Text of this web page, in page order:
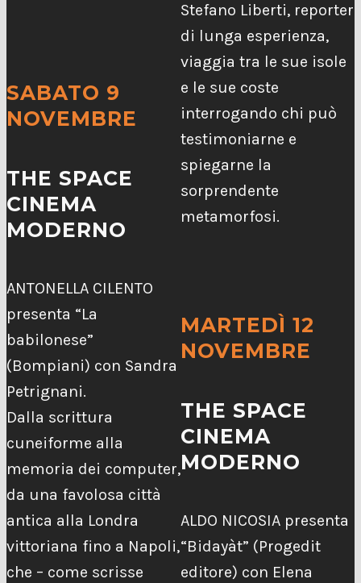
SABATO 9
NOVEMBRE
THE SPACE
CINEMA
MODERNO
ANTONELLA CILENTO
presenta “La
babilonese”
(Bompiani) con Sandra
Petrignani.
Dalla scrittura
cuneiforme alla
memoria dei computer,
da una favolosa città
antica alla Londra
vittoriana fino a Napoli,
che – come scrisse
Stefano Liberti, reporter
di lunga esperienza,
viaggia tra le sue isole
e le sue coste
interrogando chi può
testimoniarne e
spiegarne la
sorprendente
metamorfosi.
MARTEDÌ 12
NOVEMBRE
THE SPACE
CINEMA
MODERNO
ALDO NICOSIA presenta
“Bidayàt” (Progedit
editore) con Elena